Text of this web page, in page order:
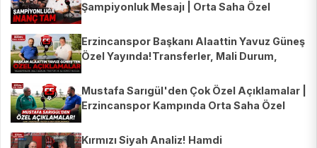
Şampiyonluk Mesajı | Orta Saha Özel
Erzincanspor Başkanı Alaattin Yavuz Güneş
Özel Yayında!Transferler, Mali Durum,
Mustafa Sarıgül'den Çok Özel Açıklamalar |
Erzincanspor Kampında Orta Saha Özel
Kırmızı Siyah Analiz! Hamdi